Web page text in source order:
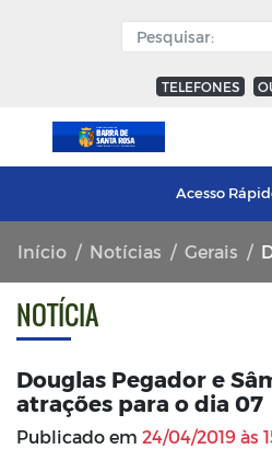
TELEFONES
Acesso
Início Notícias Gerais
NOTÍCIA
Douglas Pegador e
atrações para o dia 07
Publicado em 24/04/2019 às